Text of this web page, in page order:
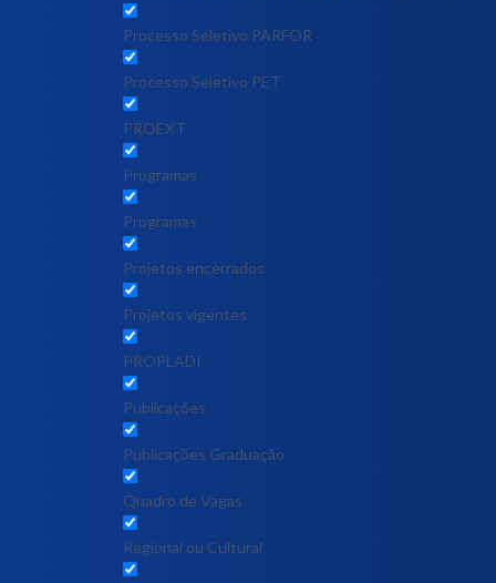
Processo Seletivo PARFOR
Processo Seletivo PET
PROEXT
Programas
Programas
Projetos encerrados
Projetos vigentes
PROPLADI
Publicações
Publicações Graduação
Quadro de Vagas
Regional ou Cultural